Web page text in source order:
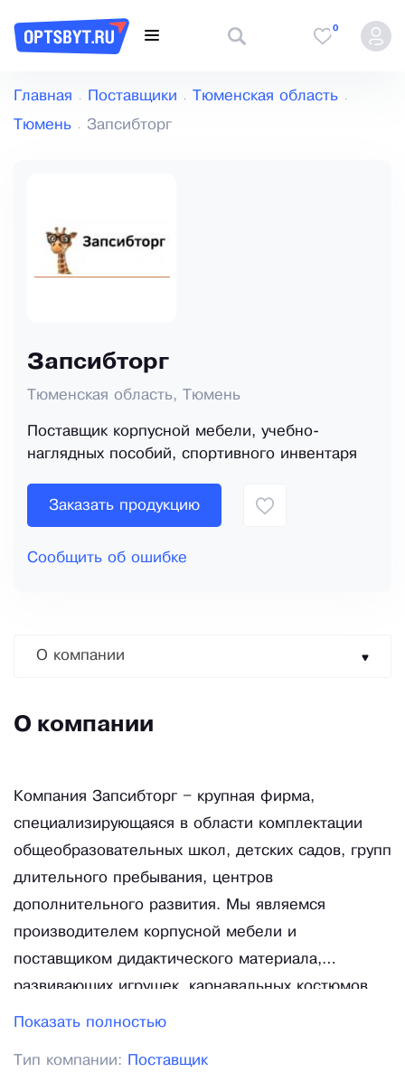
0
Главная Поставщики Тюменская область
Тюмень Запсибторг
Запсибторг
Тюменская область, Тюмень
Поставщик корпусной мебели, учебно-
наглядных пособий, спортивного инвентаря
Заказать продукцию
Сообщить об ошибке
О компании
О компании
Компания Запсибторг – крупная фирма,
специализирующаяся в области комплектации
общеобразовательных школ, детских садов, групп
длительного пребывания, центров
дополнительного развития. Мы являемся
производителем корпусной мебели и
поставщиком дидактического материала,
развивающих игрушек, карнавальных костюмов,
мебели, сенсорного оборудования для комнат
пособий, спортивного инвентаря. Мы предлагаем
Показать полностью
Тип компании: Поставщик